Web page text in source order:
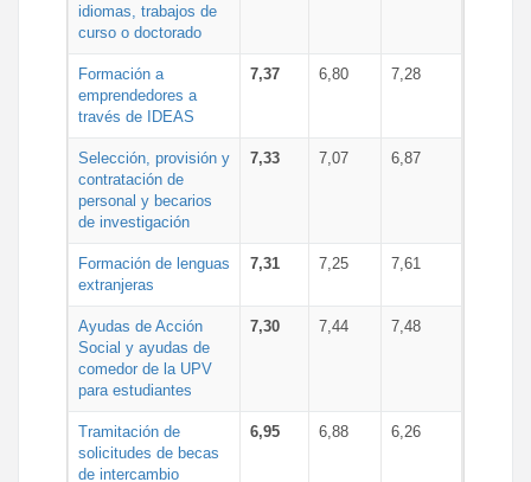
idiomas, trabajos de
curso o doctorado
Formación a
emprendedores a
través de IDEAS
7,37 6,80 7,28
Selección, provisión y
contratación de
personal y becarios
de investigación
7,33 7,07 6,87
Formación de lenguas
extranjeras
7,31 7,25 7,61
Ayudas de Acción
Social y ayudas de
comedor de la UPV
para estudiantes
7,30 7,44 7,48
Tramitación de
solicitudes de becas
de intercambio
6,95 6,88 6,26